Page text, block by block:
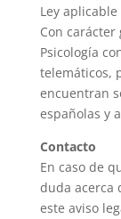
Ley
Con
Psicología
telemáticos,
encuentran
españolas y
Contacto
En caso de
duda acerca
este aviso